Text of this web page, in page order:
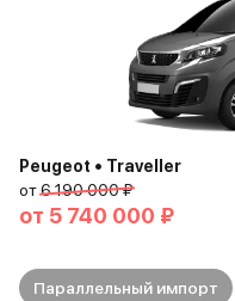
Peugeot • Traveller
от6 190 000 ₽
от 5 740 000 ₽
Параллельный импорт